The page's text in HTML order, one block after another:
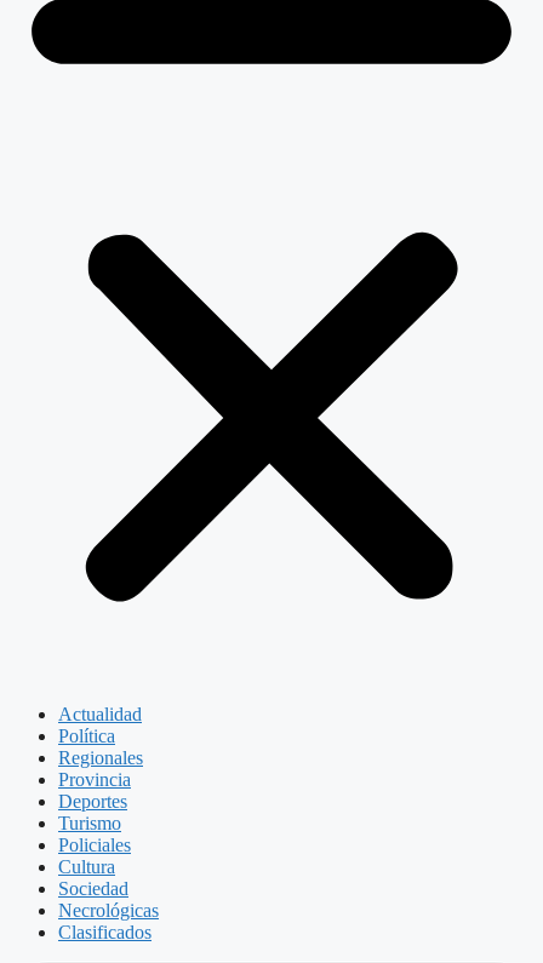
Actualidad
Política
Regionales
Provincia
Deportes
Turismo
Policiales
Cultura
Sociedad
Necrológicas
Clasificados